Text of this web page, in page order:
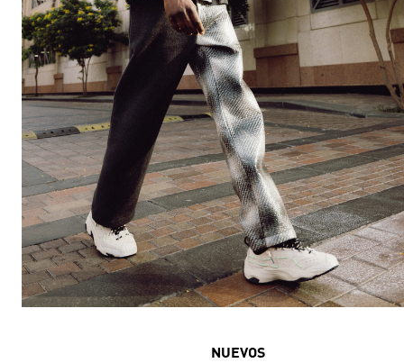
NUEVOS